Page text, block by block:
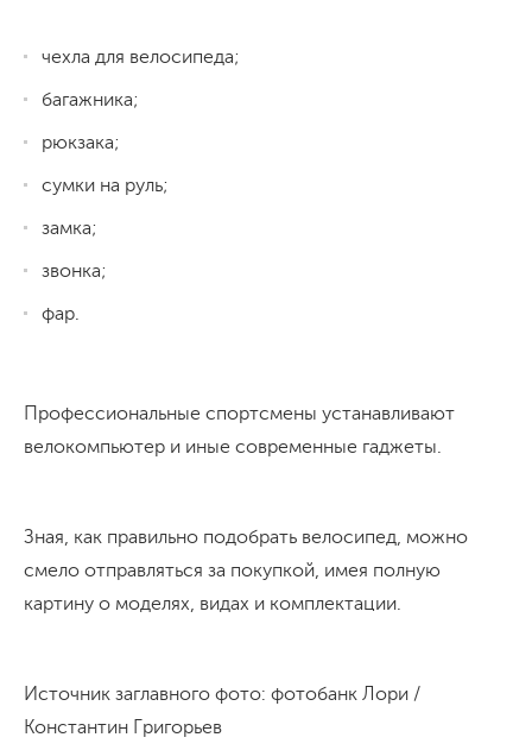
чехла для велосипеда;
багажника;
рюкзака;
сумки на руль;
замка;
звонка;
фар.
Профессиональные спортсмены устанавливают
велокомпьютер и иные современные гаджеты.
Зная, как правильно подобрать велосипед, можно
смело отправляться за покупкой, имея полную
картину о моделях, видах и комплектации.
Источник заглавного фото: фотобанк Лори /
Константин Григорьев